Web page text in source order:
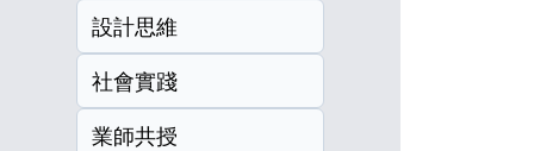
設計思維
社會實踐
業師共授